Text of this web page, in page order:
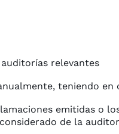
relevantes
teniendo
emitidas o
de la